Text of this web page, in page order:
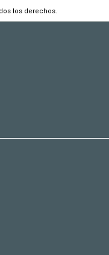
los derechos.